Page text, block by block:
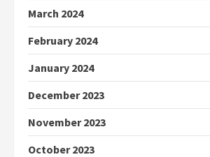
March 2024
February 2024
January 2024
December 2023
November 2023
October 2023